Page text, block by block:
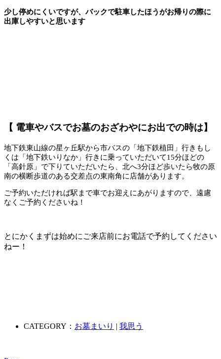
少し停めにくいですが、バックで駐車したほうがお帰りの際に
出庫しやすいと思います
【 電車やバスでお墓のおざわやにお出での時は】
地下鉄東山線の星ヶ丘駅から市バスの「地下鉄植田」行きもし
くは「地下鉄いりなか」行きに乗っていただいて15分ほどの
「高針原」で下りていただいたら、北へ3分ほど歩いたら牧の原
南の横断歩道のある交差点の東南角に店舗があります。
ご予約いただければ駅まで車でお迎えにあがりますので、遠慮
なくご予約くださいね！
とにかくまずは始めにご来店前にお電話で予約してください
ねー！
CATEGORY： お墓まいり | 我思う